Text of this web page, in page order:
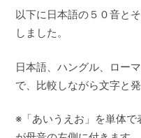
以下に日本語の５０音と
しました。
日本語、ハングル、ロー
で、比較しながら文字と
※「あいうえお」を単体で